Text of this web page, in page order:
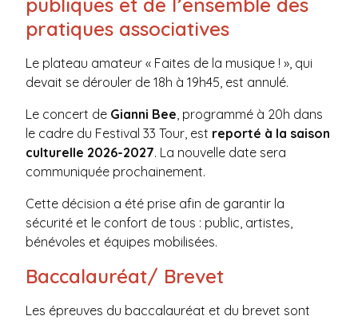
publiques et de l’ensemble des
pratiques associatives
Le plateau amateur « Faites de la musique ! », qui
devait se dérouler de 18h à 19h45, est annulé.
Le concert de Gianni Bee, programmé à 20h dans
le cadre du Festival 33 Tour, est reporté à la saison
culturelle 2026-2027. La nouvelle date sera
communiquée prochainement.
Cette décision a été prise afin de garantir la
sécurité et le confort de tous : public, artistes,
bénévoles et équipes mobilisées.
Baccalauréat/ Brevet
Les épreuves du baccalauréat et du brevet sont